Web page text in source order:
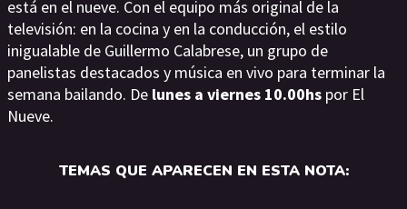
está en el nueve. Con el equipo más original de la
televisión: en la cocina y en la conducción, el estilo
inigualable de Guillermo Calabrese, un grupo de
panelistas destacados y música en vivo para terminar la
semana bailando. De lunes a viernes 10.00hs por El
Nueve.
TEMAS QUE APARECEN EN ESTA NOTA: